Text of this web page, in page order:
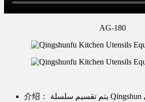
AG-180
介绍：